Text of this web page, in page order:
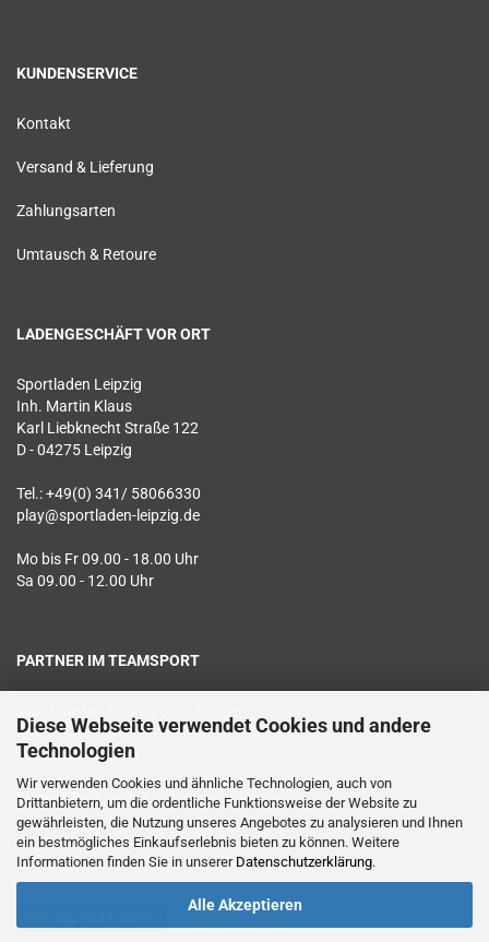
Diese Webseite verwendet Cookies und andere
Technologien
Wir verwenden Cookies und ähnliche Technologien, auch von
Drittanbietern, um die ordentliche Funktionsweise der Website zu
gewährleisten, die Nutzung unseres Angebotes zu analysieren und Ihnen
ein bestmögliches Einkaufserlebnis bieten zu können. Weitere
Informationen finden Sie in unserer Datenschutzerklärung.
Alle Akzeptieren
KUNDENSERVICE
Kontakt
Versand & Lieferung
Zahlungsarten
Umtausch & Retoure
LADENGESCHÄFT VOR ORT
Sportladen Leipzig
Inh. Martin Klaus
Karl Liebknecht Straße 122
D - 04275 Leipzig
Tel.: +49(0) 341/ 58066330
play@sportladen-leipzig.de
Mo bis Fr 09.00 - 18.00 Uhr
Sa 09.00 - 12.00 Uhr
PARTNER IM TEAMSPORT
Textildruck vor Ort
Sichere Zahlung mit SSL Verschlüsselung
Geprüfter Datenschutz